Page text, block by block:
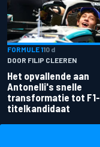
FORMULE 110 d
DOOR FILIP CLEEREN
Het opvallende aan
Antonelli's snelle
transformatie tot F1-
titelkandidaat